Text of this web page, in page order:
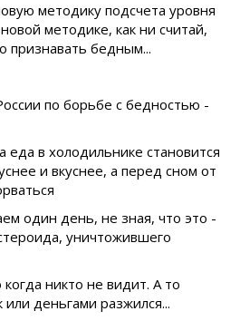
методику подсчета уровня
методике, как ни считай,
признавать бедным...
по борьбе с бедностью -
еда в холодильнике становится
и вкуснее, а перед сном от
один день, не зная, что это -
уничтожившего
никто не видит. А то
деньгами разжился...